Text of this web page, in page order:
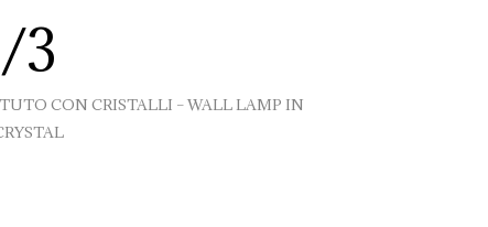
3
CON CRISTALLI – WALL LAMP IN